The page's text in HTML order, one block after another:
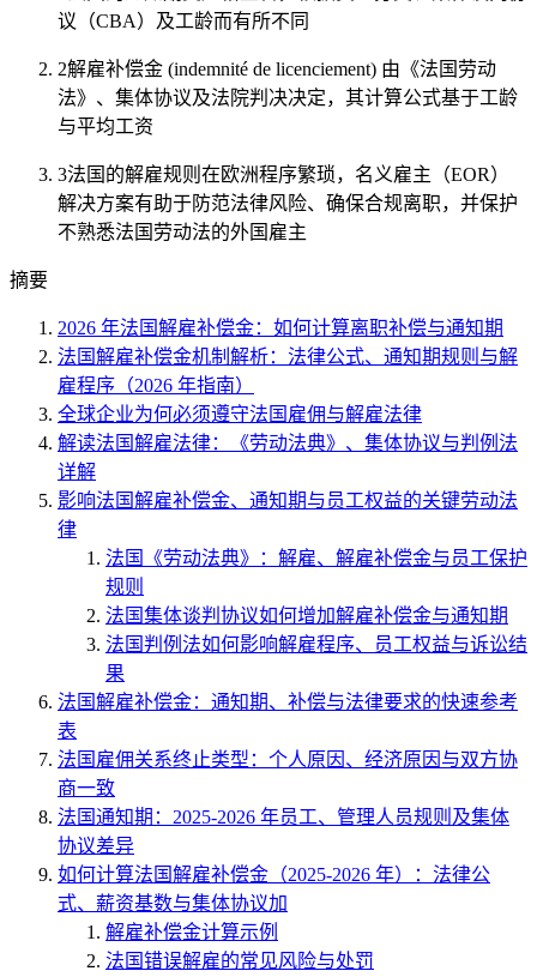
议（CBA）及工龄而有所不同
2解雇补偿金 (indemnité de licenciement) 由《法国劳动
法》、集体协议及法院判决决定，其计算公式基于工龄
与平均工资
3法国的解雇规则在欧洲程序繁琐，名义雇主（EOR）
解决方案有助于防范法律风险、确保合规离职，并保护
不熟悉法国劳动法的外国雇主
摘要
2026 年法国解雇补偿金：如何计算离职补偿与通知期
法国解雇补偿金机制解析：法律公式、通知期规则与解
雇程序（2026 年指南）
全球企业为何必须遵守法国雇佣与解雇法律
解读法国解雇法律：《劳动法典》、集体协议与判例法
详解
影响法国解雇补偿金、通知期与员工权益的关键劳动法
律
法国《劳动法典》：解雇、解雇补偿金与员工保护
规则
法国集体谈判协议如何增加解雇补偿金与通知期
法国判例法如何影响解雇程序、员工权益与诉讼结
果
法国解雇补偿金：通知期、补偿与法律要求的快速参考
表
法国雇佣关系终止类型：个人原因、经济原因与双方协
商一致
法国通知期：2025-2026 年员工、管理人员规则及集体
协议差异
如何计算法国解雇补偿金（2025-2026 年）：法律公
式、薪资基数与集体协议加
解雇补偿金计算示例
法国错误解雇的常见风险与处罚